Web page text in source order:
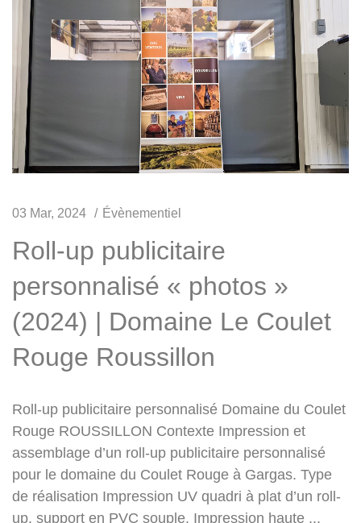
03 Mar, 2024 Évènementiel
Roll-up publicitaire
personnalisé « photos »
(2024) | Domaine Le Coulet
Rouge Roussillon
Roll-up publicitaire personnalisé Domaine du Coulet
Rouge ROUSSILLON Contexte Impression et
assemblage d’un roll-up publicitaire personnalisé
pour le domaine du Coulet Rouge à Gargas. Type
de réalisation Impression UV quadri à plat d’un roll-
up, support en PVC souple. Impression haute ...